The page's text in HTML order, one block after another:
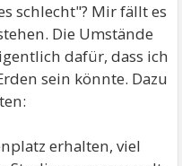
schlecht"? Mir fällt es
Die Umstände
dafür, dass ich
sein könnte. Dazu
erhalten, viel